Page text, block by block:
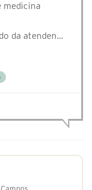
medicina
da atenden…
Campos